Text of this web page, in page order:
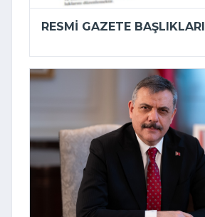
RESMI GAZETE BAŞLIKLARI